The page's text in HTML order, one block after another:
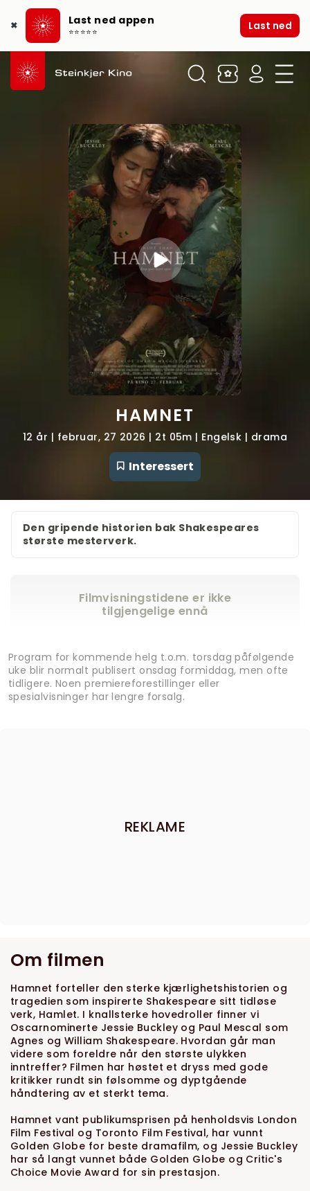
✖ Last ned appen
⭐⭐⭐⭐⭐ Last ned
HAMNET
12 år | februar, 27 2026 | 2t 05m | Engelsk | drama
Interessert
Den gripende historien bak Shakespeares
største mesterverk.
Filmvisningstidene er ikke
tilgjengelige ennå
Program for kommende helg t.o.m. torsdag påfølgende
uke blir normalt publisert onsdag formiddag, men ofte
tidligere. Noen premiereforestillinger eller
spesialvisninger har lengre forsalg.
REKLAME
Om filmen
Hamnet forteller den sterke kjærlighetshistorien og
tragedien som inspirerte Shakespeare sitt tidløse
verk, Hamlet. I knallsterke hovedroller finner vi
Oscarnominerte Jessie Buckley og Paul Mescal som
Agnes og William Shakespeare. Hvordan går man
videre som foreldre når den største ulykken
inntreffer? Filmen har høstet et dryss med gode
kritikker rundt sin følsomme og dyptgående
håndtering av et sterkt tema.
Hamnet vant publikumsprisen på henholdsvis London
Film Festival og Toronto Film Festival, har vunnt
Golden Globe for beste dramafilm, og Jessie Buckley
har så langt vunnet både Golden Globe og Critic's
Choice Movie Award for sin prestasjon.